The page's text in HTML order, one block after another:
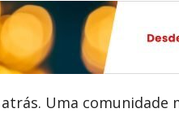
Uma comunidade